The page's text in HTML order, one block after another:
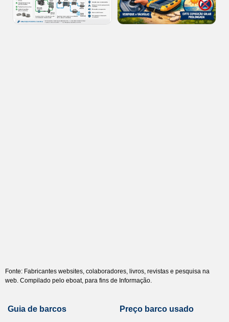
Fonte: Fabricantes websites, colaboradores, livros, revistas e pesquisa na
web. Compilado pelo eboat, para fins de Informação.
Guia de barcos Preço barco usado